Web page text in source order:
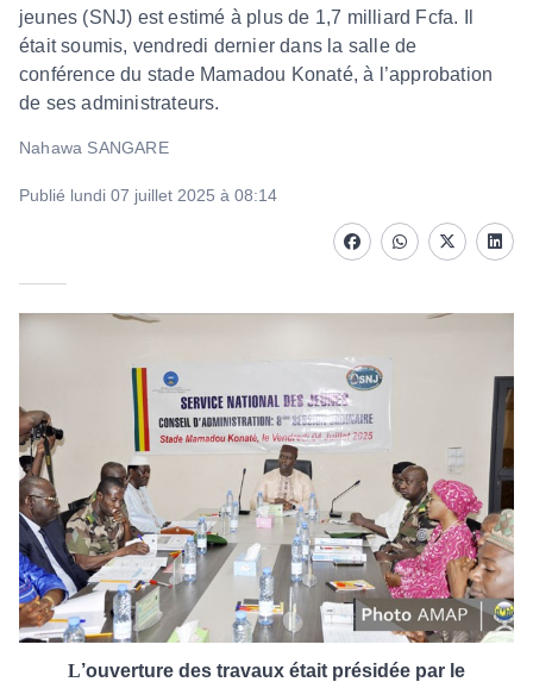
jeunes (SNJ) est estimé à plus de 1,7 milliard Fcfa. Il
était soumis, vendredi dernier dans la salle de
conférence du stade Mamadou Konaté, à l’approbation
de ses administrateurs.
Nahawa SANGARE
Publié lundi 07 juillet 2025 à 08:14
FacebookwhatsappTwitter
L’ouverture des travaux était présidée par le